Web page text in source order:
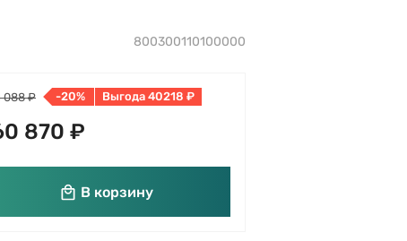
800300110100000
088 ₽ -20% Выгода 40218 ₽
870 ₽
В корзину